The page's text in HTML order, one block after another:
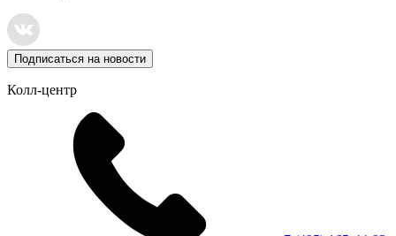
Подписаться на новости
Колл-центр